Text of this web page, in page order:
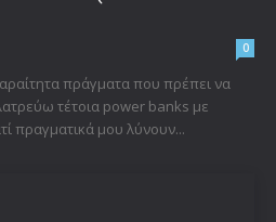
0
πράγματα που πρέπει να
τέτοια power banks με
πραγματικά μου λύνουν...